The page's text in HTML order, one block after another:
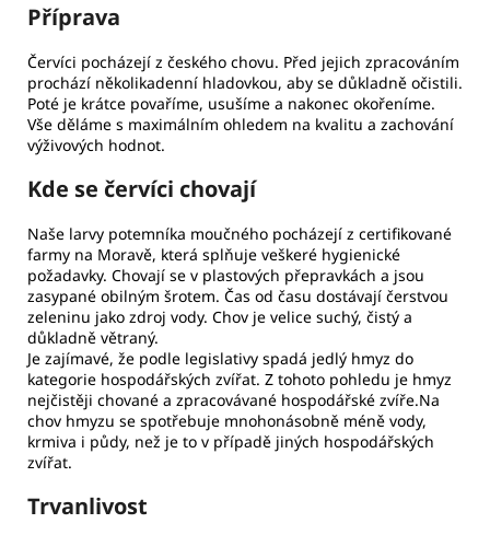
Příprava
Červíci pocházejí z českého chovu. Před jejich zpracováním
prochází několikadenní hladovkou, aby se důkladně očistili.
Poté je krátce povaříme, usušíme a nakonec okořeníme.
Vše děláme s maximálním ohledem na kvalitu a zachování
výživových hodnot.
Kde se červíci chovají
Naše larvy potemníka moučného pocházejí z certifikované
farmy na Moravě, která splňuje veškeré hygienické
požadavky. Chovají se v plastových přepravkách a jsou
zasypané obilným šrotem. Čas od času dostávají čerstvou
zeleninu jako zdroj vody. Chov je velice suchý, čistý a
důkladně větraný.
Je zajímavé, že podle legislativy spadá jedlý hmyz do
kategorie hospodářských zvířat. Z tohoto pohledu je hmyz
nejčistěji chované a zpracovávané hospodářské zvíře.Na
chov hmyzu se spotřebuje mnohonásobně méně vody,
krmiva i půdy, než je to v případě jiných hospodářských
zvířat.
Trvanlivost